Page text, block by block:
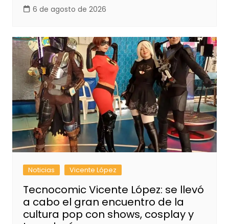
6 de agosto de 2026
Noticias Vicente López
Tecnocomic Vicente López: se llevó
a cabo el gran encuentro de la
cultura pop con shows, cosplay y